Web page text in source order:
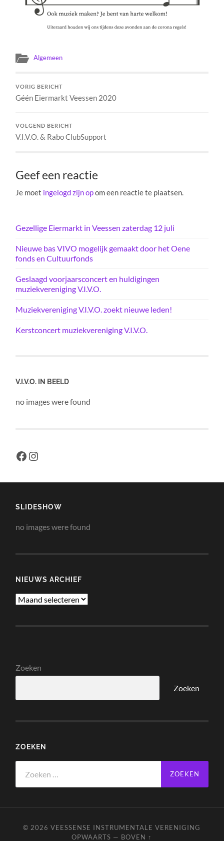
Algemeen
VORIG BERICHT
Géén Eiermarkt Veessen 2020
VOLGEND BERICHT
V.I.V.O. & Rabo ClubSupport
Geef een reactie
Je moet ingelogd zijn opom een reactie te plaatsen.
Gezellige Eiermarkt in Veessen zaterdag 12 juli
Nieuwe bas VIVO mogelijk gemaakt door het Oene
fonds en Cultuurfonds
Geslaagd voorjaarsconcert en huldigingen
muziekvereniging V.I.V.O.
Muziekvereniging V.I.V.O. zoekt nieuwe leden!
Kerstconcert muziekvereniging V.I.V.O.
V.I.V.O. IN BEELD
no images were found
Facebook
Instagram
SLIDESHOW
no images were found
NIEUWS ARCHIEF
Nieuws
Zoeken
Zoeken
ZOEKEN
naar:
© 2026VEESSENSE INSTRUMENTALE VERENIGING
OPWAARTS — BOVEN ↑